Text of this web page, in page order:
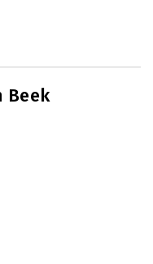
Beek